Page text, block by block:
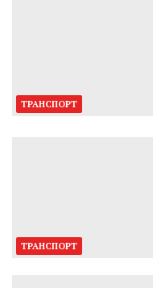
ТРАНСПОРТ
ТРАНСПОРТ